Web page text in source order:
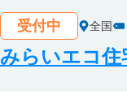
受付中 全国
みらいエコ住